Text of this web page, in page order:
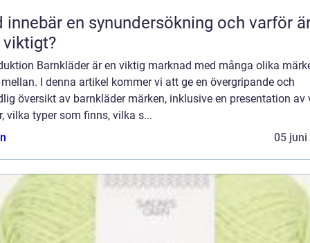
innebär en synundersökning och varför
Barnkläder är en viktig marknad med många olika
I denna artikel kommer vi att ge en övergripande och
översikt av barnkläder märken, inklusive en presentation av
vilka typer som finns, vilka s...
05 juni